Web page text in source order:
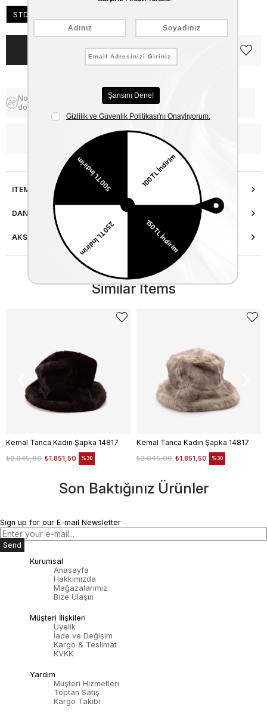
STD
Notify me when the price goes
down
WhatsApp’tan Bilgi Al
ITEM FEATURES
DANIŞMA HATTI
AKSESUAR ONARIMI
Similar Items
Kemal Tanca Kadın Şapka 14817
₺1.851,50
₺2.645,00 %30
Kemal Tanca Kadın Şapka 14817
₺1.851,50
₺2.645,00 %30
Son Baktığınız Ürünler
Sign up for our E-mail Newsletter
Send
Kurumsal
Anasayfa
Hakkımızda
Mağazalarımız
Bize Ulaşın
Müşteri İlişkileri
Üyelik
İade ve Değişim
Kargo & Teslimat
KVKK
Yardım
Müşteri Hizmetleri
Toptan Satış
Kargo Takibi